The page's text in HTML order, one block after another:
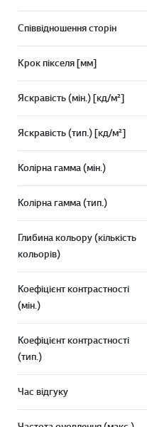
Співвідношення сторін
Крок пікселя [мм]
Яскравість (мін.) [кд/м²]
Яскравість (тип.) [кд/м²]
Колірна гамма (мін.)
Колірна гамма (тип.)
Глибина кольору (кількість
кольорів)
Коефіцієнт контрастності
(мін.)
Коефіцієнт контрастності
(тип.)
Час відгуку